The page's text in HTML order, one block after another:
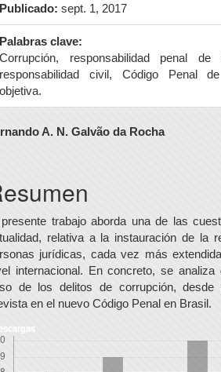
Publicado: sept. 1, 2017
Palabras clave:
Corrupción, responsabilidad penal
responsabilidad civil, Código Penal
objetiva.
A. N. Galvão da Rocha
trabajo aborda una de las
relativa a la instauración de la
jurídicas, cada vez más
internacional. En concreto, se analiza
de los delitos de corrupción,
en el nuevo Código Penal en Brasil.